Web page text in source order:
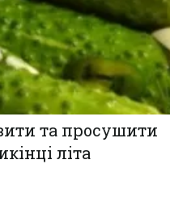
та просушити
літа